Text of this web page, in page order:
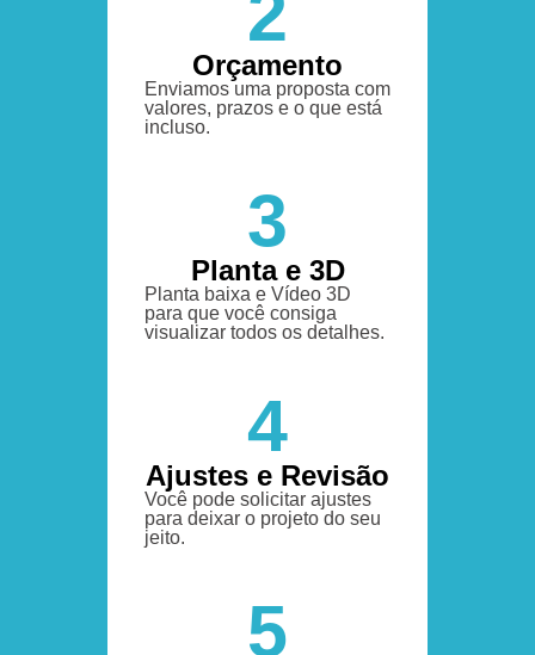
Orçamento
Enviamos uma proposta com
valores, prazos e o que está
incluso.
3
Planta e 3D
Planta baixa e Vídeo 3D
para que você consiga
visualizar todos os detalhes.
4
Ajustes e Revisão
Você pode solicitar ajustes
para deixar o projeto do seu
jeito.
5